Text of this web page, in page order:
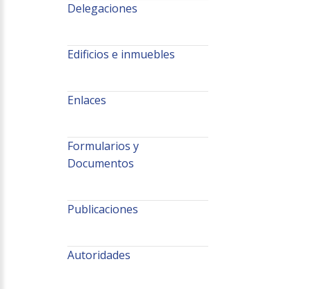
Delegaciones
Edificios e inmuebles
Enlaces
Formularios y
Documentos
Publicaciones
Autoridades